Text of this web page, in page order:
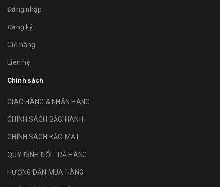
Đăng nhập
Đăng ký
Giỏ hàng
Liên hệ
Chính sách
GIAO HÀNG & NHẬN HÀNG
CHÍNH SÁCH BẢO HÀNH
CHÍNH SÁCH BẢO MẬT
QUY ĐỊNH ĐỔI TRẢ HÀNG
HƯỚNG DẪN MUA HÀNG